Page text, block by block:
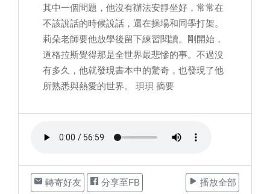
其中一個問題，他沒有辦法安靜坐好，常常在
不該說話的時候說話，還在操場和同學打架。
莉朵老師要他放學後留下練習閱讀。剛開始，
道格拉斯覺得那是全世界最悲慘的事。不過沒
有多久，他就發現書本中的驚奇，也發現了他
所熟悉與熱愛的世界。 珼珼 摘要
轉寄好友 分享至FB 播放全部